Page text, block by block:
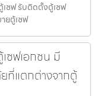
เซฟ รับติดตั้งตู้เซฟ
ยตู้เซฟ
ซฟเอกชน มี
ยที่แตกต่างจากตู้